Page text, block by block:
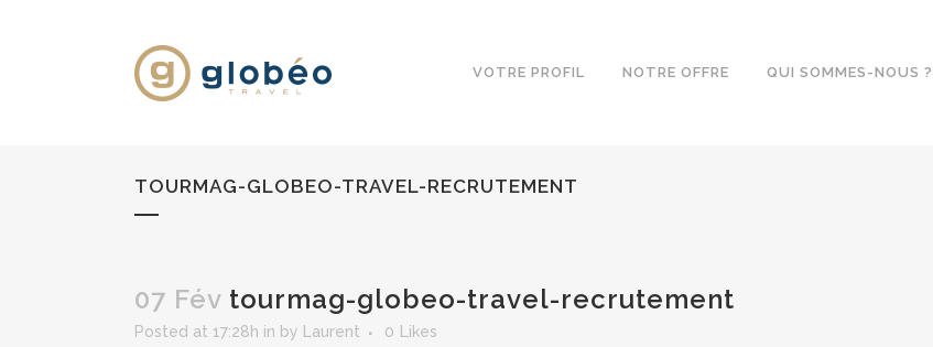
VOTRE PROFIL NOTRE OFFRE QUI SOMMES-NOUS ?
TOURMAG-GLOBEO-TRAVEL-RECRUTEMENT
07 Fév tourmag-globeo-travel-recrutement
Posted at 17:28h in by Laurent 0 Likes